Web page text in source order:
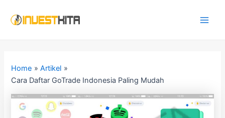
Home
Artikel
Cara Daftar GoTrade Indonesia Paling Mudah
navigation